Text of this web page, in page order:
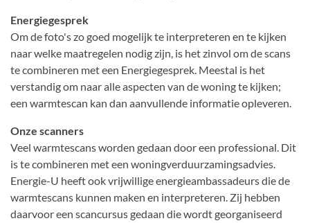
Energiegesprek
Om de foto's zo goed mogelijk te interpreteren en te kijken
naar welke maatregelen nodig zijn, is het zinvol om de scans
te combineren met een Energiegesprek. Meestal is het
verstandig om naar alle aspecten van de woning te kijken;
een warmtescan kan dan aanvullende informatie opleveren.
Onze scanners
Veel warmtescans worden gedaan door een professional. Dit
is te combineren met een woningverduurzamingsadvies.
Energie-U heeft ook vrijwillige energieambassadeurs die de
warmtescans kunnen maken en interpreteren. Zij hebben
daarvoor een scancursus gedaan die wordt georganiseerd